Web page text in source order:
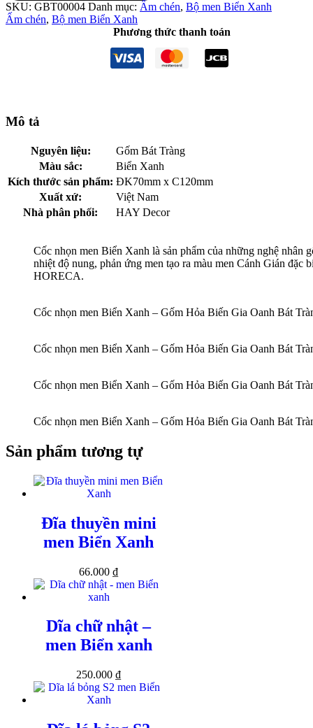
SKU: GBT00004 Danh mục: Ấm chén, Bộ men Biển Xanh
Ấm chén, Bộ men Biển Xanh
Phương thức thanh toán
Mô tả
Nguyên liệu:
Gốm Bát Tràng
Màu sắc:
Biển Xanh
Kích thước sản phẩm: ĐK70mm x C120mm
Xuất xứ:
Việt Nam
Nhà phân phối:
HAY Decor
Cốc nhọn men Biển Xanh là sản phẩm của những nghệ nhân
nhiệt độ nung, phản ứng men tạo ra màu men Cánh Gián đặc
HORECA.
Cốc nhọn men Biển Xanh – Gốm Hỏa Biến Gia Oanh Bát
Cốc nhọn men Biển Xanh – Gốm Hỏa Biến Gia Oanh Bát
Cốc nhọn men Biển Xanh – Gốm Hỏa Biến Gia Oanh Bát
Cốc nhọn men Biển Xanh – Gốm Hỏa Biến Gia Oanh Bát
Sản phẩm tương tự
Đĩa thuyền mini
men Biển Xanh
66.000 ₫
Dĩa chữ nhật –
men Biển xanh
250.000 ₫